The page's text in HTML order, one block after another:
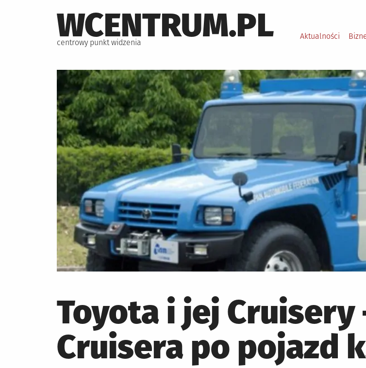
to
content
WCENTRUM.PL
centrowy punkt widzenia
Aktualności
Toyota i jej Cruisery
Cruisera po pojazd